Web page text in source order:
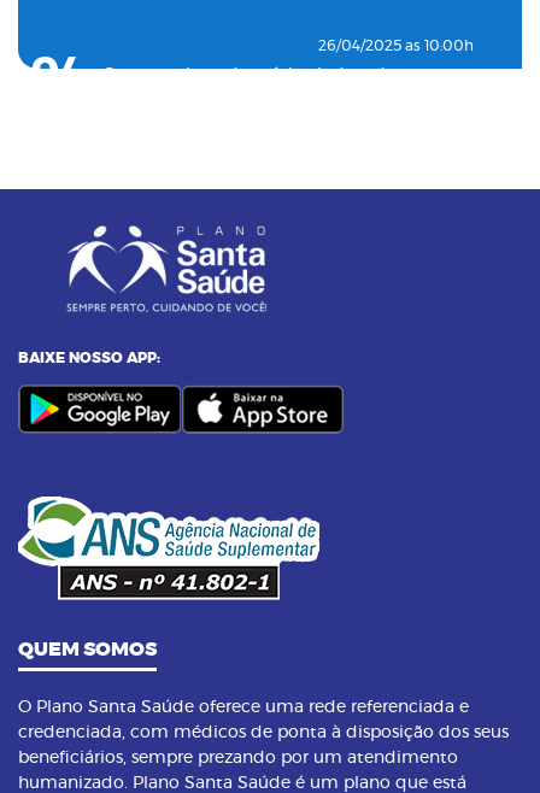
04
26/04/2025 as 10:00h
05
Entenda o por que a pressão 12 por 8 passou
06
Alimentos termogênicos: conheça quais são
07 23/09/2023 as 14:00h
Yoga: conheça 6 benefícios dessa prática
08
Pilates na terceira idade: conheça os
benefícios dessa prática
BAIXE NOSSO APP:
QUEM SOMOS
O Plano Santa Saúde oferece uma rede referenciada e
credenciada, com médicos de ponta à disposição dos seus
beneficiários, sempre prezando por um atendimento
humanizado. Plano Santa Saúde é um plano que está